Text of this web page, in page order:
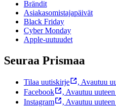
Brändit
Asiakasomistajapäivät
Black Friday
Cyber Monday
Apple-uutuudet
Seuraa Prismaa
Tilaa uutiskirje , Avautuu
Facebook
, Avautuu
Instagram
, Avautuu